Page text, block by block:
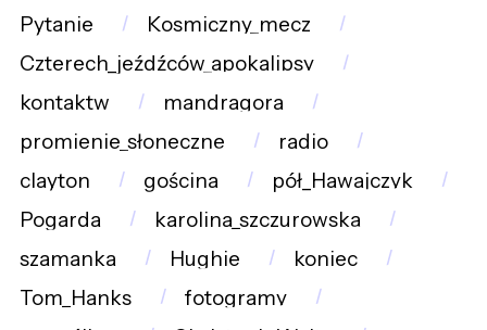
Pytanie
Kosmiczny_mecz
Czterech_jeźdźców_apokalipsy
kontaktw
mandragora
promienie_słoneczne
radio
clayton
gościna
pół_Hawajczyk
Pogarda
karolina_szczurowska
szamanka
Hughie
koniec
Tom_Hanks
fotogramy